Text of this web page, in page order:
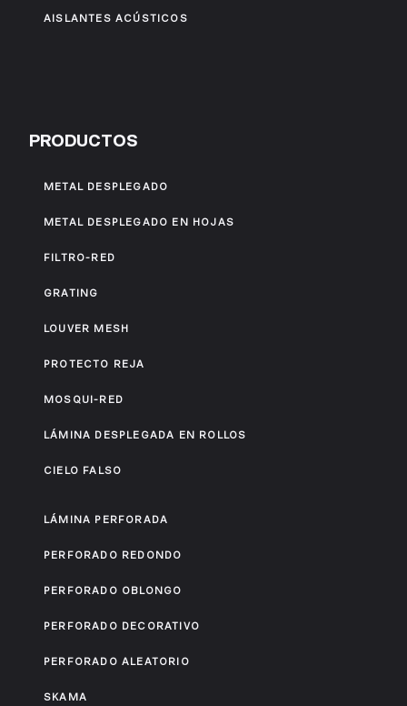
AISLANTES ACÚSTICOS
PRODUCTOS
METAL DESPLEGADO
METAL DESPLEGADO EN HOJAS
FILTRO-RED
GRATING
LOUVER MESH
PROTECTO REJA
MOSQUI-RED
LÁMINA DESPLEGADA EN ROLLOS
CIELO FALSO
LÁMINA PERFORADA
PERFORADO REDONDO
PERFORADO OBLONGO
PERFORADO DECORATIVO
PERFORADO ALEATORIO
SKAMA